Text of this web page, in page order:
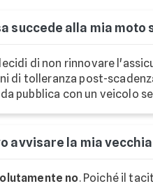
succede alla mia
di non rinnovare
di tolleranza post-
pubblica con un veicolo
avvisare la mia
no. Poiché il